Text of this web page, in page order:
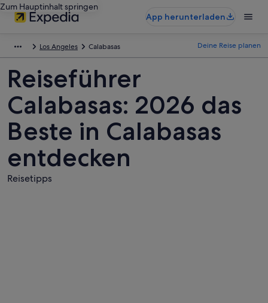
Zum Hauptinhalt springen
App herunterladen
Los Angeles Calabasas Deine Reise planen
Reiseführer
Calabasas: 2026 das
Beste in Calabasas
entdecken
Reisetipps